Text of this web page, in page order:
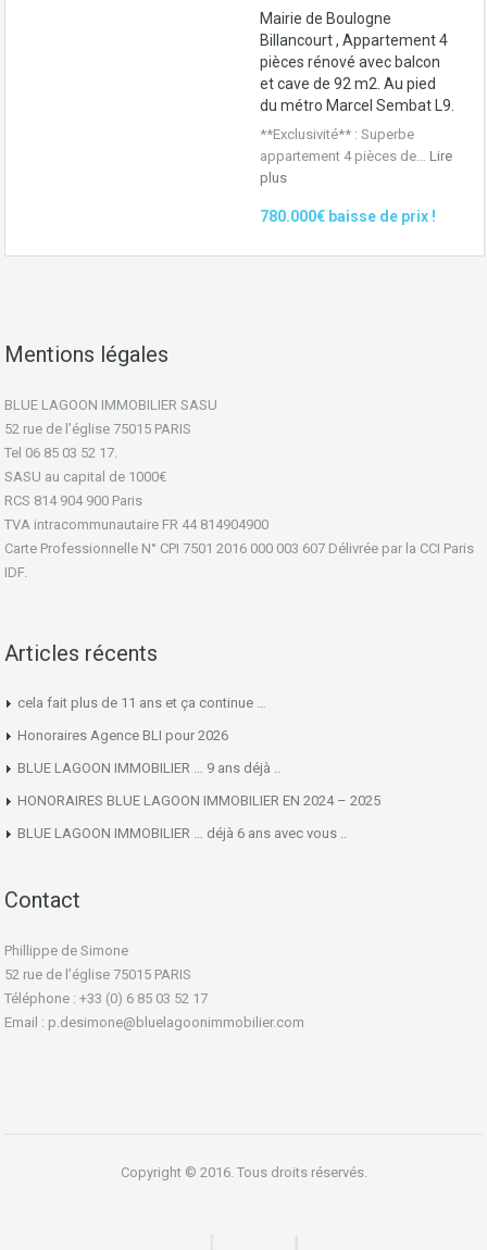
Mairie de Boulogne
Billancourt , Appartement 4
pièces rénové avec balcon
et cave de 92 m2. Au pied
du métro Marcel Sembat L9.
**Exclusivité** : Superbe
appartement 4 pièces de… Lire
plus
780.000€ baisse de prix !
Mentions légales
BLUE LAGOON IMMOBILIER SASU
52 rue de l’église 75015 PARIS
Tel 06 85 03 52 17.
SASU au capital de 1000€
RCS 814 904 900 Paris
TVA intracommunautaire FR 44 814904900
Carte Professionnelle N° CPI 7501 2016 000 003 607 Délivrée par la CCI Paris
IDF.
Articles récents
cela fait plus de 11 ans et ça continue …
Honoraires Agence BLI pour 2026
BLUE LAGOON IMMOBILIER … 9 ans déjà ..
HONORAIRES BLUE LAGOON IMMOBILIER EN 2024 – 2025
BLUE LAGOON IMMOBILIER … déjà 6 ans avec vous ..
Contact
Phillippe de Simone
52 rue de l’église 75015 PARIS
Téléphone : +33 (0) 6 85 03 52 17
Email : p.desimone@bluelagoonimmobilier.com
Copyright © 2016. Tous droits réservés.